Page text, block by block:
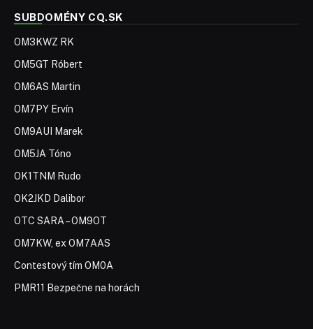
SUBDOMÉNY CQ.SK
OM3KWZ RK
OM5GT Róbert
OM6AS Martin
OM7PY Ervín
OM9AUI Marek
OM5JA Tóno
OK1TNM Rudo
OK2JKD Dalibor
OTC SARA – OM9OT
OM7KW, ex OM7AAS
Contestový tím OM0A
PMR11 Bezpečne na horách